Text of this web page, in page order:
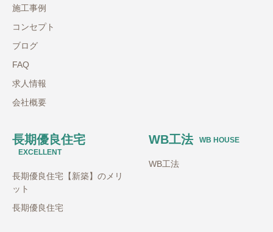
施工事例
コンセプト
ブログ
FAQ
求人情報
会社概要
長期優良住宅
EXCELLENT
長期優良住宅【新築】のメリ
ット
長期優良住宅
WB工法 WB HOUSE
WB工法